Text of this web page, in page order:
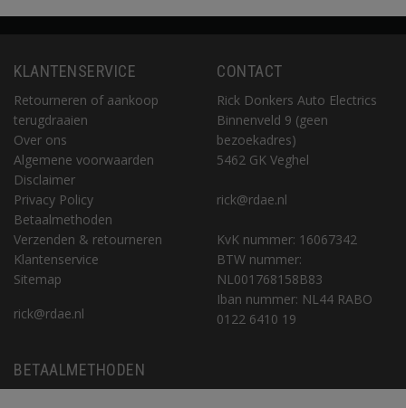
KLANTENSERVICE
Retourneren of aankoop
terugdraaien
Over ons
Algemene voorwaarden
Disclaimer
Privacy Policy
Betaalmethoden
Verzenden & retourneren
Klantenservice
Sitemap
rick@rdae.nl
CONTACT
Rick Donkers Auto Electrics
Binnenveld 9 (geen
bezoekadres)
5462 GK Veghel
rick@rdae.nl
KvK nummer: 16067342
BTW nummer:
NL001768158B83
Iban nummer: NL44 RABO
0122 6410 19
BETAALMETHODEN